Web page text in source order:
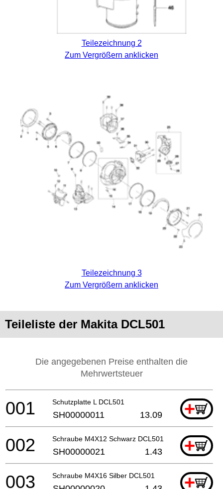
Teilezeichnung 2
Zum Vergrößern anklicken
Teilezeichnung 3
Zum Vergrößern anklicken
Teileliste der Makita DCL501
Die angegebenen Preise enthalten die
Mehrwertsteuer
Schutzplatte L DCL501 +
001 SH00000011 13.09
Schraube M4X12 Schwarz DCL501 +
002 SH00000021 1.43
Schraube M4X16 Silber DCL501 +
003